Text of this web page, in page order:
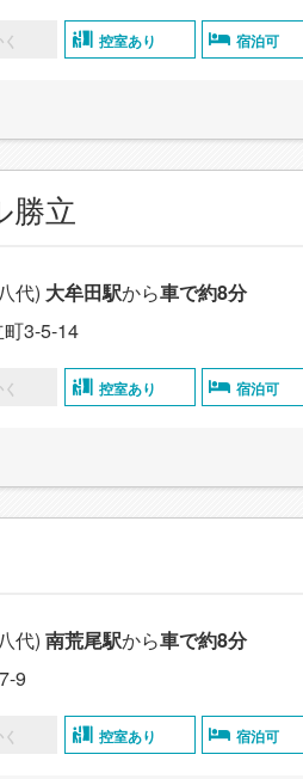
控室あり 宿泊可
勝立
代) 大牟田駅から車で約8分
3-5-14
控室あり 宿泊可
代) 南荒尾駅から車で約8分
9
控室あり 宿泊可